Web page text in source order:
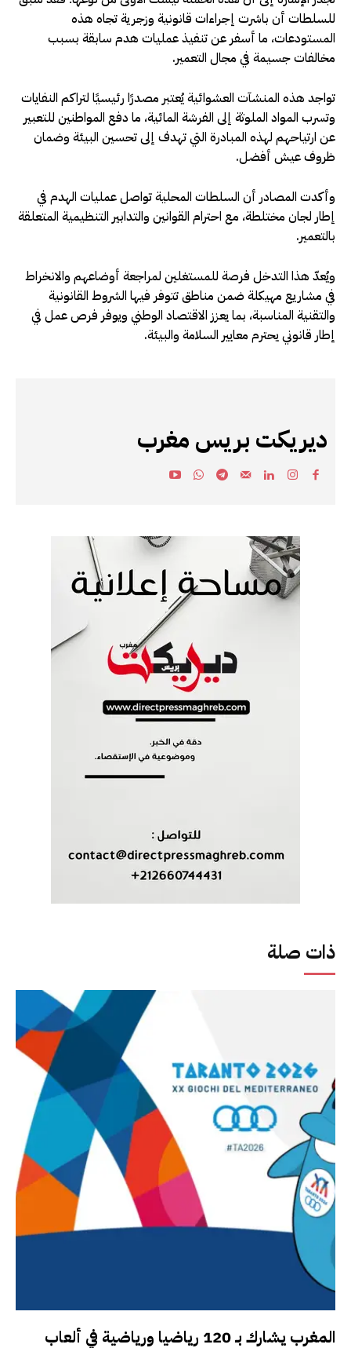
ذات صلة
المغرب يشارك بـ 120 رياضيا ورياضية في ألعاب
للسلطات أن باشرت إجراءات قانونية وزجرية تجاه هذه
المستودعات، ما أسفر عن تنفيذ عمليات هدم سابقة بسبب
مخالفات جسيمة في مجال التعمير.
تواجد هذه المنشآت العشوائية يُعتبر مصدرًا رئيسيًا لتراكم النفايات
وتسرب المواد الملوثة إلى الفرشة المائية، ما دفع المواطنين للتعبير
عن ارتياحهم لهذه المبادرة التي تهدف إلى تحسين البيئة وضمان
ظروف عيش أفضل.
وأكدت المصادر أن السلطات المحلية تواصل عمليات الهدم في
إطار لجان مختلطة، مع احترام القوانين والتدابير التنظيمية المتعلقة
بالتعمير.
ويُعدّ هذا التدخل فرصة للمستغلين لمراجعة أوضاعهم والانخراط
في مشاريع مهيكلة ضمن مناطق تتوفر فيها الشروط القانونية
والتقنية المناسبة، بما يعزز الاقتصاد الوطني ويوفر فرص عمل في
إطار قانوني يحترم معايير السلامة والبيئة.
ديريكت بريس مغرب